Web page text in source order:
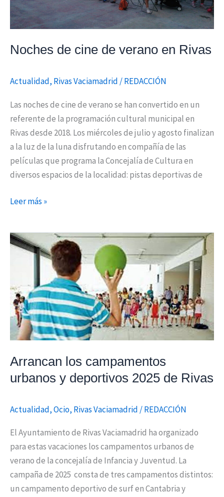
Noches de cine de verano en Rivas
Actualidad, Rivas Vaciamadrid/REDACCIÓN
Las noches de cine de verano se han convertido en un
referente de la programación cultural municipal en
Rivas desde 2018. Los miércoles de julio y agosto finalizan
a la luz de la luna disfrutando en compañía de las
películas que programa la Concejalía de Cultura en
diversos espacios de la localidad: pistas deportivas de
Rivas
Leer más »
Arrancan los campamentos
urbanos y deportivos 2025 de Rivas
Actualidad,Ocio, Rivas Vaciamadrid /REDACCIÓN
El Ayuntamiento de Rivas Vaciamadrid ha organizado
para estas vacaciones los campamentos urbanos de
verano de la concejalía de Infancia y Juventud. La
campaña de 2025 consta de tres campamentos distintos:
un campamento deportivo de surf en Cantabria y
Arrancan
campamentos
urbanos
y
deportivos
2025
de